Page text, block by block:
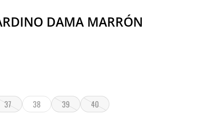
DAMA MARRÓN
37 38 39 40